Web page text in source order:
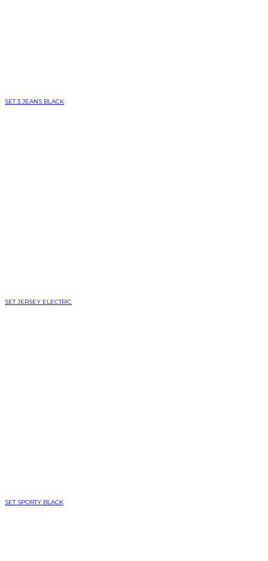
SET 3 JEANS BLACK
SET JERSEY ELECTRIC
SET SPORTY BLACK